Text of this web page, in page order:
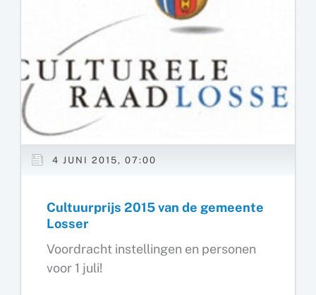
4 JUNI 2015, 07:00
Cultuurprijs 2015 van de gemeente
Losser
Voordracht instellingen en personen
voor 1 juli!